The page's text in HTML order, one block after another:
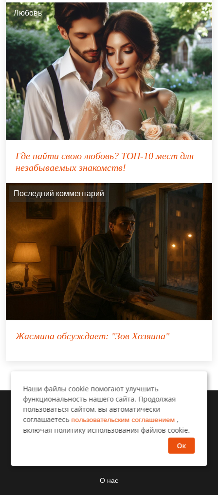
Любовь
Где найти свою любовь? ТОП-10 мест для
незабываемых знакомств!
Последний комментарий
Жасмина обсуждает: "Зов Хозяина"
О нас
Наши файлы cookie помогают улучшить
функциональность нашего сайта. Продолжая
пользоваться сайтом, вы автоматически
соглашаетесь пользовательским соглашением ,
включая политику использования файлов cookie.
Ок